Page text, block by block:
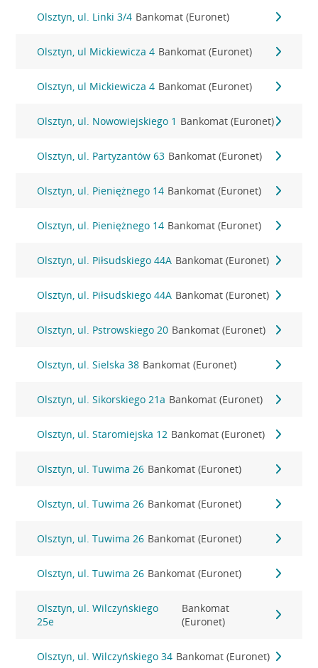
Olsztyn, ul. Linki 3/4 Bankomat (Euronet)
Olsztyn, ul Mickiewicza 4 Bankomat (Euronet)
Olsztyn, ul Mickiewicza 4 Bankomat (Euronet)
Olsztyn, ul. Nowowiejskiego 1 Bankomat (Euronet)
Olsztyn, ul. Partyzantów 63 Bankomat (Euronet)
Olsztyn, ul. Pieniężnego 14 Bankomat (Euronet)
Olsztyn, ul. Pieniężnego 14 Bankomat (Euronet)
Olsztyn, ul. Piłsudskiego 44A Bankomat (Euronet)
Olsztyn, ul. Piłsudskiego 44A Bankomat (Euronet)
Olsztyn, ul. Pstrowskiego 20 Bankomat (Euronet)
Olsztyn, ul. Sielska 38 Bankomat (Euronet)
Olsztyn, ul. Sikorskiego 21a Bankomat (Euronet)
Olsztyn, ul. Staromiejska 12 Bankomat (Euronet)
Olsztyn, ul. Tuwima 26 Bankomat (Euronet)
Olsztyn, ul. Tuwima 26 Bankomat (Euronet)
Olsztyn, ul. Tuwima 26 Bankomat (Euronet)
Olsztyn, ul. Tuwima 26 Bankomat (Euronet)
Olsztyn, ul. Wilczyńskiego
25e
Bankomat
(Euronet)
Olsztyn, ul. Wilczyńskiego 34 Bankomat (Euronet)